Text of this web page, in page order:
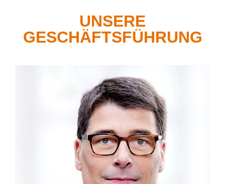
UNSERE
GESCHÄFTSFÜHRUNG